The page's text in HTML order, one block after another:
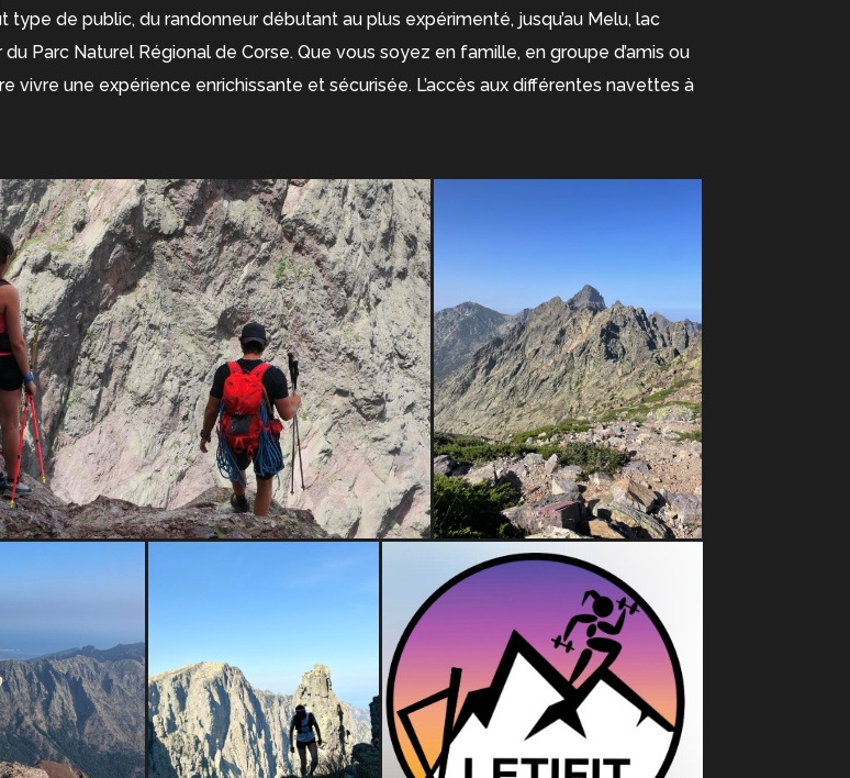
de public, du randonneur débutant au plus expérimenté, jusqu’au Melu, lac
Parc Naturel Régional de Corse. Que vous soyez en famille, en groupe d’amis ou
vivre une expérience enrichissante et sécurisée. L’accès aux différentes navettes à